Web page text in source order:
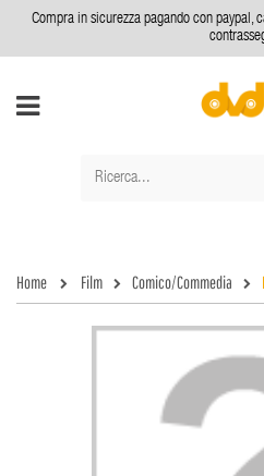
Compra in sicurezza pagando con paypal,
Home Film Comico/Commedia